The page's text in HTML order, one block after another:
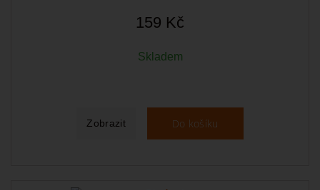
159 Kč
Skladem
Zobrazit Do košíku